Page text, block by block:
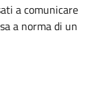
a comunicare
a norma di un